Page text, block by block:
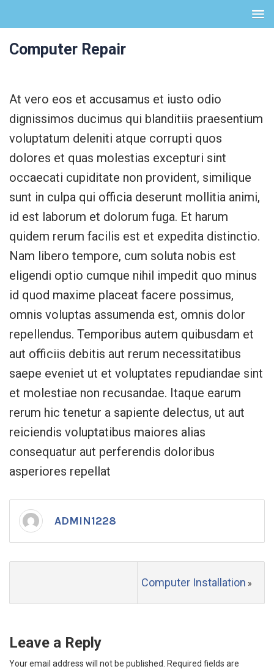
Computer Repair
At vero eos et accusamus et iusto odio
dignissimos ducimus qui blanditiis praesentium
voluptatum deleniti atque corrupti quos
dolores et quas molestias excepturi sint
occaecati cupiditate non provident, similique
sunt in culpa qui officia deserunt mollitia animi,
id est laborum et dolorum fuga. Et harum
quidem rerum facilis est et expedita distinctio.
Nam libero tempore, cum soluta nobis est
eligendi optio cumque nihil impedit quo minus
id quod maxime placeat facere possimus,
omnis voluptas assumenda est, omnis dolor
repellendus. Temporibus autem quibusdam et
aut officiis debitis aut rerum necessitatibus
saepe eveniet ut et voluptates repudiandae sint
et molestiae non recusandae. Itaque earum
rerum hic tenetur a sapiente delectus, ut aut
reiciendis voluptatibus maiores alias
consequatur aut perferendis doloribus
asperiores repellat
ADMIN1228
Computer Installation »
Leave a Reply
Your email address will not be published.
Required fields are